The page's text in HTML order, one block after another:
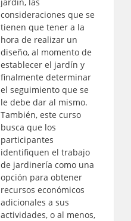
consideraciones que se
tienen que tener a la
hora de realizar un
diseño, al momento de
establecer el jardín y
finalmente determinar
el seguimiento que se
le debe dar al mismo.
También, este curso
busca que los
participantes
identifiquen el trabajo
de jardinería como una
opción para obtener
recursos económicos
adicionales a sus
actividades, o al menos,